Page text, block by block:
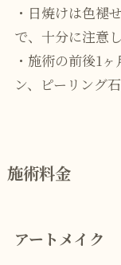
・日焼けは色褪
で、十分に注意
・施術の前後1
ン、ピーリング
施術料金
アートメイク